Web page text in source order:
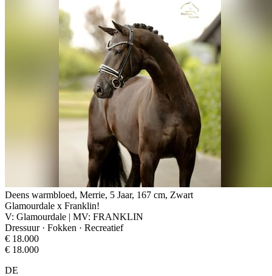
Deens warmbloed, Merrie, 5 Jaar, 167 cm, Zwart
Glamourdale x Franklin!
V: Glamourdale | MV: FRANKLIN
Dressuur · Fokken · Recreatief
€ 18.000
€ 18.000
DE